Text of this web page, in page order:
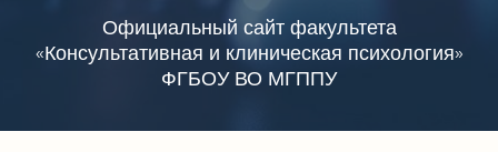
Официальный сайт факультета
«Консультативная и клиническая психология»
ФГБОУ ВО МГППУ